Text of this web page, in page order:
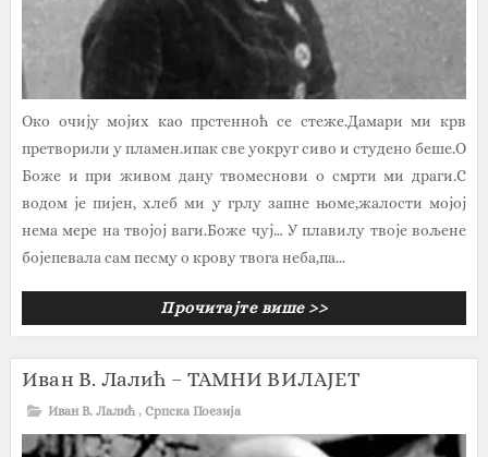
Око очију мојих као прстенноћ се стеже.Дамари ми крв
претворили у пламен.ипак све уокруг сиво и студено беше.О
Боже и при живом дану твомеснови о смрти ми драги.С
водом је пијен, хлеб ми у грлу запне њоме,жалости мојој
нема мере на твојој ваги.Боже чуј… У плавилу твоје вољене
бојепевала сам песму о крову твога неба,па...
Прочитајте више >>
Иван В. Лалић – ТАМНИ ВИЛАЈЕТ
Иван В. Лалић , Српска Поезија